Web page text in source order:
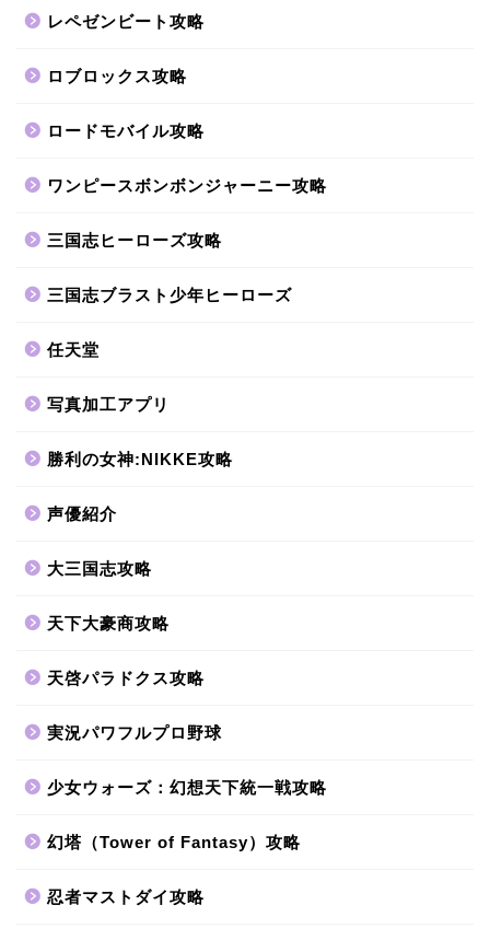
レペゼンビート攻略
ロブロックス攻略
ロードモバイル攻略
ワンピースボンボンジャーニー攻略
三国志ヒーローズ攻略
三国志ブラスト少年ヒーローズ
任天堂
写真加工アプリ
勝利の女神:NIKKE攻略
声優紹介
大三国志攻略
天下大豪商攻略
天啓パラドクス攻略
実況パワフルプロ野球
少女ウォーズ：幻想天下統一戦攻略
幻塔（Tower of Fantasy）攻略
忍者マストダイ攻略